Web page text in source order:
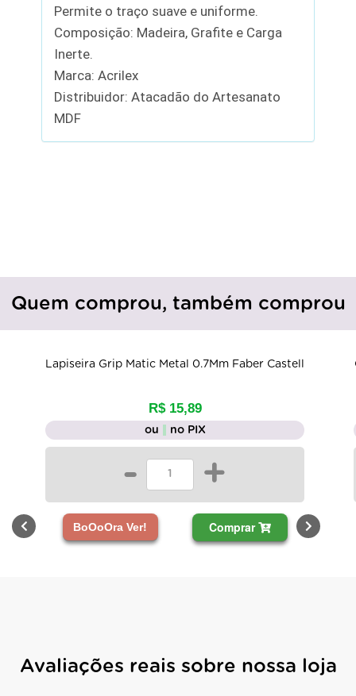
Permite o traço suave e uniforme.
Composição: Madeira, Grafite e Carga
Inerte.
Marca: Acrilex
Distribuidor: Atacadão do Artesanato
MDF
Quem comprou, também comprou
Grip Matic Metal 0.7Mm Faber Castell
+
BoOoOra Ver! Comprar
Caixa com
Avaliações reais sobre nossa loja